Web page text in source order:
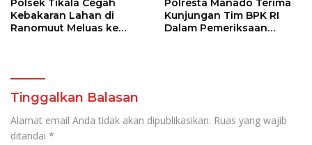
Polsek Tikala Cegah
Kebakaran Lahan di
Ranomuut Meluas ke
Polresta Manado Terima
Kunjungan Tim BPK RI
Dalam Pemeriksaan
Tinggalkan Balasan
Alamat email Anda tidak akan dipublikasikan. Ruas yang wajib
ditandai *